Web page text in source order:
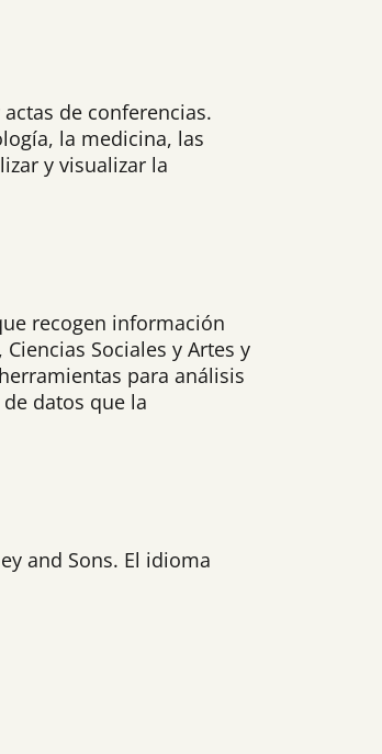
de conferencias.
la medicina, las
y visualizar la
recogen información
Sociales y Artes y
para análisis
datos que la
and Sons. El idioma